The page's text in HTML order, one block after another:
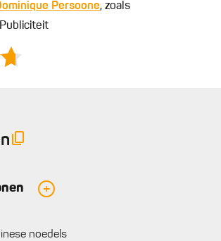
Persoone, zoals
Publiciteit
+
noedels